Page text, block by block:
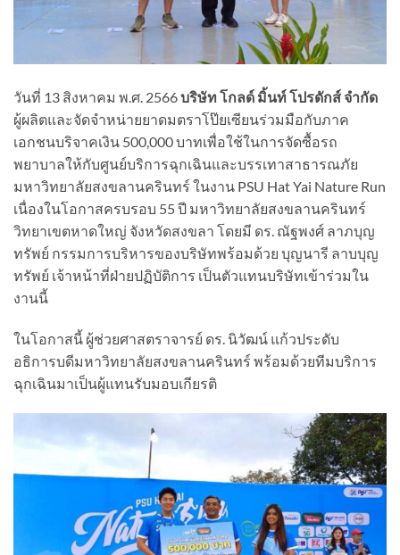
วันที่ 13 สิงหาคม พ.ศ. 2566บริษัท โกลด์ มิ้นท์ โปรดักส์ จำกัด
ผู้ผลิตและจัดจำหน่ายยาดมตราโป๊ยเซียนร่วมมือกับภาค
เอกชนบริจาคเงิน 500,000 บาทเพื่อใช้ในการจัดซื้อรถ
พยาบาลให้กับศูนย์บริการฉุกเฉินและบรรเทาสาธารณภัย
มหาวิทยาลัยสงขลานครินทร์ ในงาน PSU Hat Yai Nature Run
เนื่องในโอกาสครบรอบ 55 ปี มหาวิทยาลัยสงขลานครินทร์
วิทยาเขตหาดใหญ่ จังหวัดสงขลา โดยมี ดร. ณัฐพงศ์ ลาภบุญ
ทรัพย์ กรรมการบริหารของบริษัทพร้อมด้วย บุญนารี ลาบบุญ
ทรัพย์ เจ้าหน้าที่ฝ่ายปฏิบัติการ เป็นตัวแทนบริษัทเข้าร่วมใน
งานนี้
ในโอกาสนี้ ผู้ช่วยศาสตราจารย์ ดร. นิวัฒน์ แก้วประดับ
อธิการบดีมหาวิทยาลัยสงขลานครินทร์ พร้อมด้วยทีมบริการ
ฉุกเฉินมาเป็นผู้แทนรับมอบเกียรติ